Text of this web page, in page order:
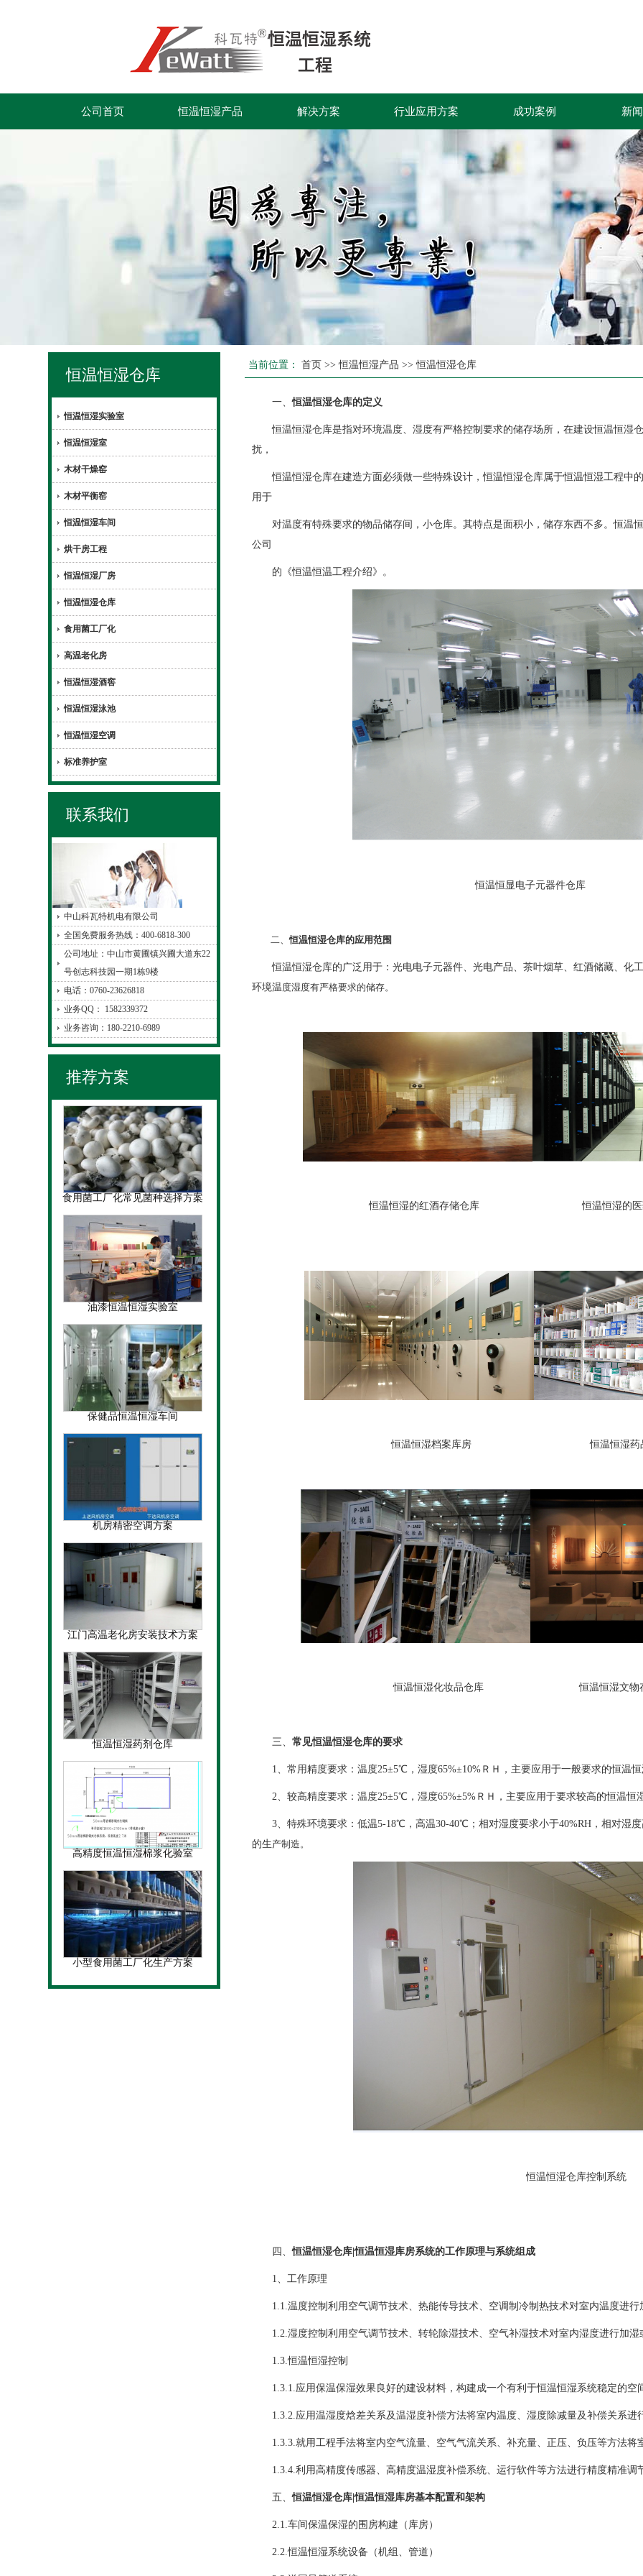
公司首页 恒温恒湿产品 解决方案 行业应用方案 成功案例 新
恒温恒湿仓库
恒温恒湿实验室
恒温恒湿室
木材干燥窑
木材平衡窑
恒温恒湿车间
烘干房工程
恒温恒湿厂房
恒温恒湿仓库
食用菌工厂化
高温老化房
恒温恒湿酒窖
恒温恒湿泳池
恒温恒湿空调
标准养护室
联系我们
中山科瓦特机电有限公司
全国免费服务热线：400-6818-300
公司地址：中山市黄圃镇兴圃大道东22
号创志科技园一期1栋9楼
电话：0760-23626818
业务QQ： 1582339372
业务咨询：180-2210-6989
推荐方案
食用菌工厂化常见菌种选择方案
油漆恒温恒湿实验室
保健品恒温恒湿车间
机房精密空调方案
江门高温老化房安装技术方案
恒温恒湿药剂仓库
高精度恒温恒湿棉浆化验室
小型食用菌工厂化生产方案
当前位置： 首页 >>恒温恒湿产品 >>恒温恒湿仓库
一、恒温恒湿仓库的定义
恒温恒湿仓库是指对环境温度、湿度有严格控制要求的储存场所，在建设恒温恒湿
扰，
恒温恒湿仓库在建造方面必须做一些特殊设计，恒温恒湿仓库属于恒温恒湿工程中
用于
对温度有特殊要求的物品储存间，小仓库。其特点是面积小，储存东西不多。恒温
公司
的《恒温恒温工程介绍》。
恒温恒显电子元器件仓库
二、恒温恒湿仓库的应用范围
恒温恒湿仓库的广泛用于：光电电子元器件、光电产品、茶叶烟草、红酒储藏、化
环境温度湿度有严格要求的储存。
恒温恒湿的红酒存储仓库恒温恒湿的
恒温恒湿档案库房 恒温恒湿药品
恒温恒湿化妆品仓库 恒温恒湿文物存
三、常见恒温恒湿仓库的要求
1、常用精度要求：温度25±5℃，湿度65%±10%ＲＨ，主要应用于一般要求的恒温恒
2、较高精度要求：温度25±5℃，湿度65%±5%ＲＨ，主要应用于要求较高的恒温恒
3、特殊环境要求：低温5-18℃，高温30-40℃；相对湿度要求小于40%RH，相对湿度
的生产制造。
恒温恒湿仓库控制系统
四、恒温恒湿仓库|恒温恒湿库房系统的工作原理与系统组成
1、工作原理
1.1.温度控制利用空气调节技术、热能传导技术、空调制冷制热技术对室内温度进行
1.2.湿度控制利用空气调节技术、转轮除湿技术、空气补湿技术对室内湿度进行加湿
1.3.恒温恒湿控制
1.3.1.应用保温保湿效果良好的建设材料，构建成一个有利于恒温恒湿系统稳定的空
1.3.2.应用温湿度焓差关系及温湿度补偿方法将室内温度、湿度除减量及补偿关系进
1.3.3.就用工程手法将室内空气流量、空气气流关系、补充量、正压、负压等方法将
1.3.4.利用高精度传感器、高精度温湿度补偿系统、运行软件等方法进行精度精准调
五、恒温恒湿仓库|恒温恒湿库房基本配置和架构
2.1.车间保温保湿的围房构建（库房）
2.2.恒温恒湿系统设备（机组、管道）